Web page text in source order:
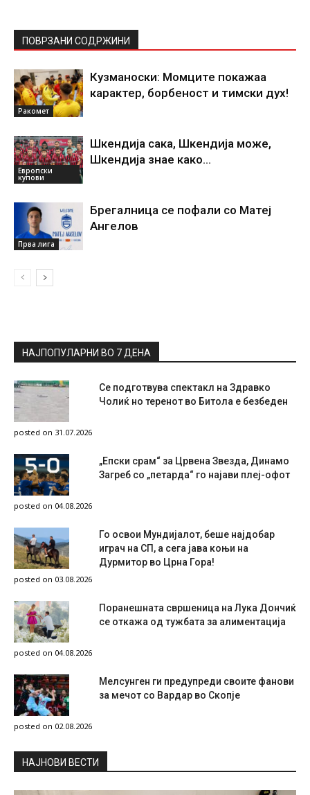
ПОВРЗАНИ СОДРЖИНИ
Ракомет
Кузманоски: Момците покажаа
карактер, борбеност и тимски дух!
Европски
купови
Шкендија сака, Шкендија може,
Шкендија знае како…
Прва лига
Брегалница се пофали со Матеј
Ангелов
НАЈПОПУЛАРНИ ВО 7 ДЕНА
Се подготвува спектакл на Здравко
Чолиќ но теренот во Битола е безбеден
posted on 31.07.2026
„Епски срам“ за Црвена Звезда, Динамо
Загреб со „петарда“ го најави плеј-офот
posted on 04.08.2026
Го освои Мундијалот, беше најдобар
играч на СП, а сега јава коњи на
Дурмитор во Црна Гора!
posted on 03.08.2026
Поранешната свршеница на Лука Дончиќ
се откажа од тужбата за алиментација
posted on 04.08.2026
Мелсунген ги предупреди своите фанови
за мечот со Вардар во Скопје
posted on 02.08.2026
НAЈНОВИ ВЕСТИ